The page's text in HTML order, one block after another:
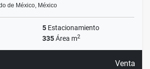
de México, México
5 Estacionamiento
335Área m2
Venta